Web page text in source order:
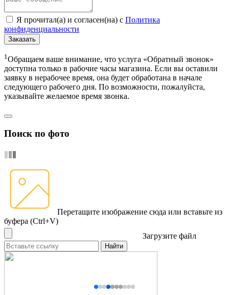
Я прочитал(а) и согласен(на) с Политика
конфиденциальности
Заказать
1 Обращаем ваше внимание, что услуга «Обратный звонок»
доступна только в рабочие часы магазина. Если вы оставили
заявку в нерабочее время, она будет обработана в начале
следующего рабочего дня. По возможности, пожалуйста,
указывайте желаемое время звонка.
Поиск по фото
Перетащите изображение сюда или вставьте из
буфера (Ctrl+V)
Загрузите файл
Найти